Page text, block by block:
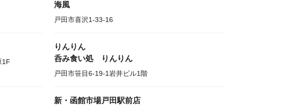
海風
戸田市喜沢1-33-16
1F
りんりん
呑み食い処 りんりん
戸田市笹目6-19-1岩井ビル1階
新・函館市場戸田駅前店